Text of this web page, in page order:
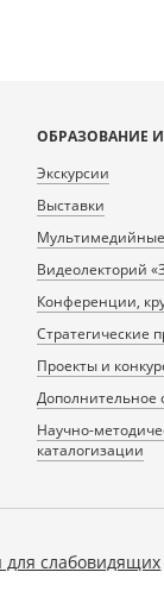
ОБРАЗОВАНИЕ
Экскурсии
Выставки
Видеолекторий
Конференции,
Стратегические
Проекты и
Дополнительное
Научно-
каталогизации
для слабовидящих